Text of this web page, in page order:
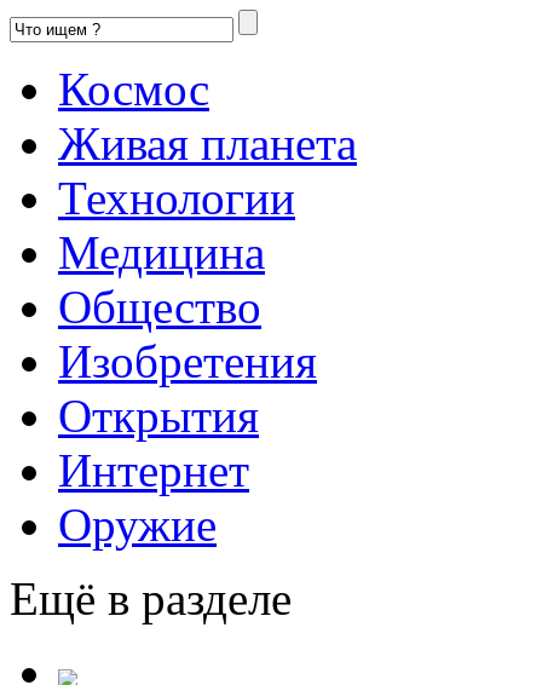
Космос
Живая планета
Технологии
Медицина
Общество
Изобретения
Открытия
Интернет
Оружие
Ещё в разделе